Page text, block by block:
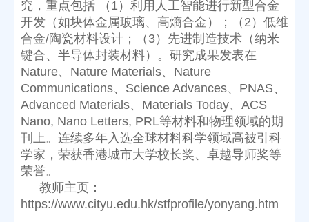
荣誉。
https://www.cityu.edu.hk/stfprofile/yonyang.htm